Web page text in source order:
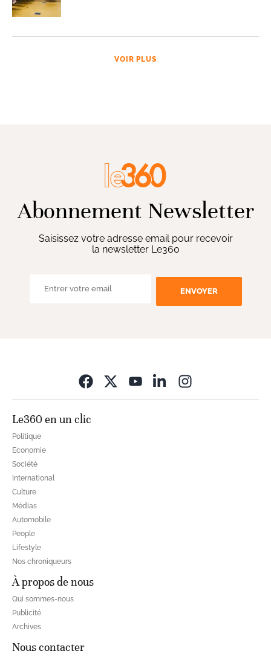
VOIR PLUS
Abonnement Newsletter
Saisissez votre adresse email pour recevoir
la newsletter Le360
ENVOYER
Le360 en un clic
Politique
Economie
Société
International
Culture
Médias
Automobile
People
Lifestyle
Nos chroniqueurs
À propos de nous
Qui sommes-nous
Publicité
Archives
Nous contacter